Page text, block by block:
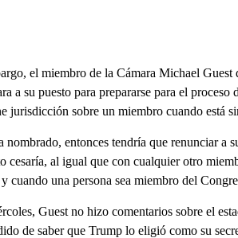
el miembro de la Cámara Michael
a su puesto para prepararse para el
jurisdicción sobre un miembro cuando está
nombrado, entonces tendría que renunciar a
cesaría, al igual que con cualquier otro
cuando una persona sea miembro del
Guest no hizo comentarios sobre el
de saber que Trump lo eligió como su